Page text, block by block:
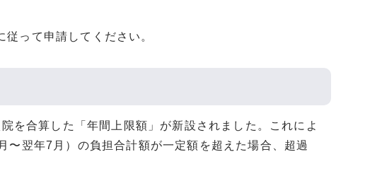
って申請してください。
を合算した「年間上限額」が新設されました。これによ
翌年7月）の負担合計額が一定額を超えた場合、超過